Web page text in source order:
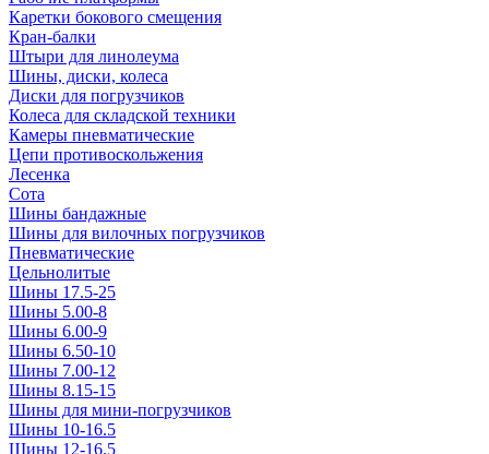
Каретки бокового смещения
Кран-балки
Штыри для линолеума
Шины, диски, колеса
Диски для погрузчиков
Колеса для складской техники
Камеры пневматические
Цепи противоскольжения
Лесенка
Сота
Шины бандажные
Шины для вилочных погрузчиков
Пневматические
Цельнолитые
Шины 17.5-25
Шины 5.00-8
Шины 6.00-9
Шины 6.50-10
Шины 7.00-12
Шины 8.15-15
Шины для мини-погрузчиков
Шины 10-16.5
Шины 12-16.5